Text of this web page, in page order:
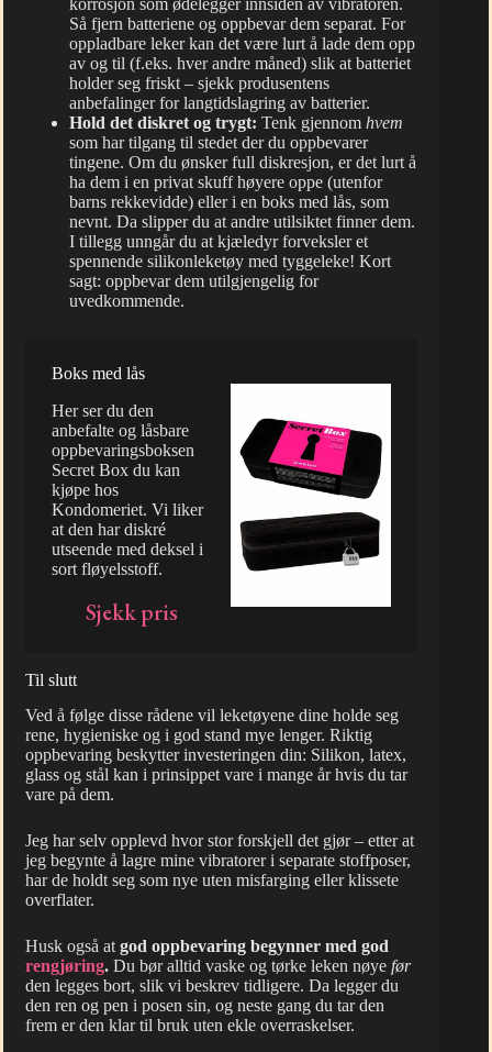
Så fjern batteriene og oppbevar dem separat. For
oppladbare leker kan det være lurt å lade dem opp
av og til (f.eks. hver andre måned) slik at batteriet
holder seg friskt – sjekk produsentens
anbefalinger for langtidslagring av batterier.
Hold det diskret og trygt: Tenk gjennom hvem
som har tilgang til stedet der du oppbevarer
tingene. Om du ønsker full diskresjon, er det lurt å
ha dem i en privat skuff høyere oppe (utenfor
barns rekkevidde) eller i en boks med lås, som
nevnt. Da slipper du at andre utilsiktet finner dem.
I tillegg unngår du at kjæledyr forveksler et
spennende silikonleketøy med tyggeleke! Kort
sagt: oppbevar dem utilgjengelig for
uvedkommende.
Boks med lås
Her ser du den
anbefalte og låsbare
oppbevaringsboksen
Secret Box du kan
kjøpe hos
Kondomeriet. Vi liker
at den har diskré
utseende med deksel i
sort fløyelsstoff.
Sjekk pris
Til slutt
Ved å følge disse rådene vil leketøyene dine holde seg
rene, hygieniske og i god stand mye lenger. Riktig
oppbevaring beskytter investeringen din: Silikon, latex,
glass og stål kan i prinsippet vare i mange år hvis du tar
vare på dem.
Jeg har selv opplevd hvor stor forskjell det gjør – etter at
jeg begynte å lagre mine vibratorer i separate stoffposer,
har de holdt seg som nye uten misfarging eller klissete
overflater.
Husk også atgod oppbevaring begynner med god
rengjøring. Du bør alltid vaske og tørke leken nøye før
den legges bort, slik vi beskrev tidligere. Da legger du
den ren og pen i posen sin, og neste gang du tar den
frem er den klar til bruk uten ekle overraskelser.